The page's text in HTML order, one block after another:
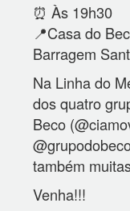
⏰ Às 19h30
📍Casa do
Barragem
Na Linha do
dos quatro
Beco
também
Venha!!!